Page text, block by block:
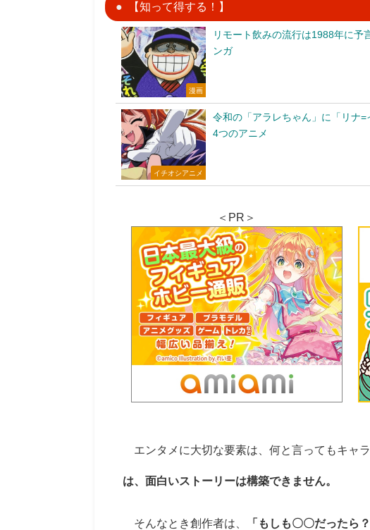
【知って得する！】
漫画
リモート飲みの流行は1988年に
ンガ
イチオシアニメ
令和の「アラレちゃん」に「リ
4つのアニメ
＜PR＞
エンタメに大切な要素は、何と言ってもキャラ
は、面白いストーリーは構築できません。
そんなとき創作者は、 「もしも〇〇だったら？